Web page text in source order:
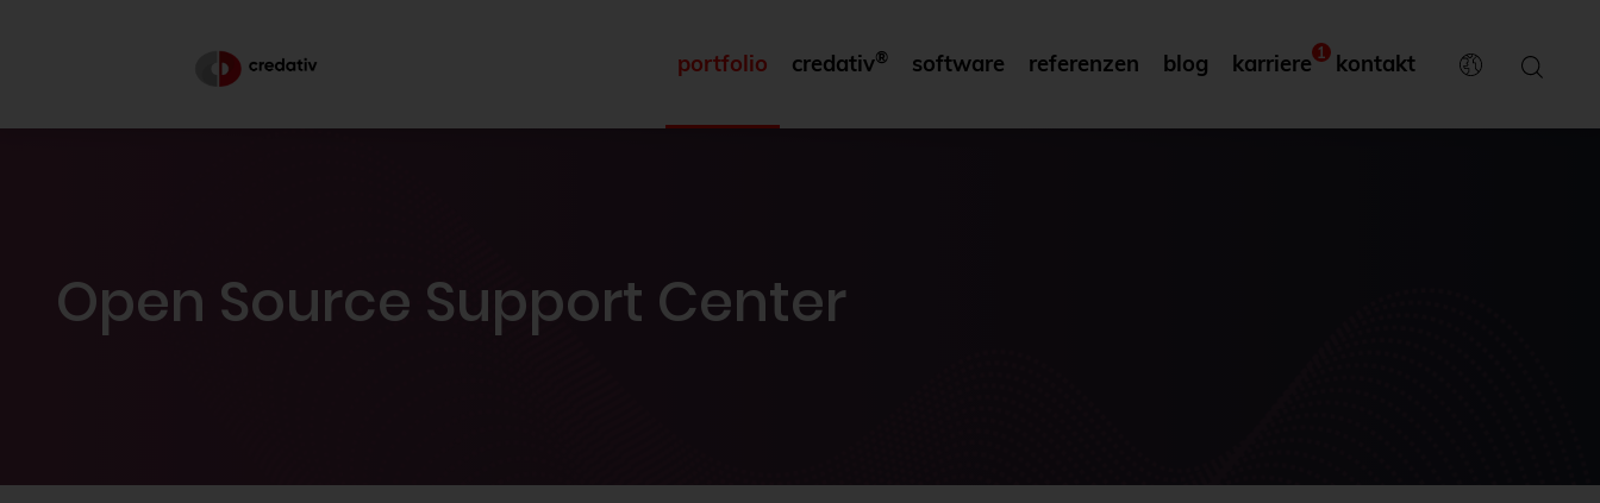
portfolio credativ® software referenzen blog karriere 1 kontakt
Open Source Support Center